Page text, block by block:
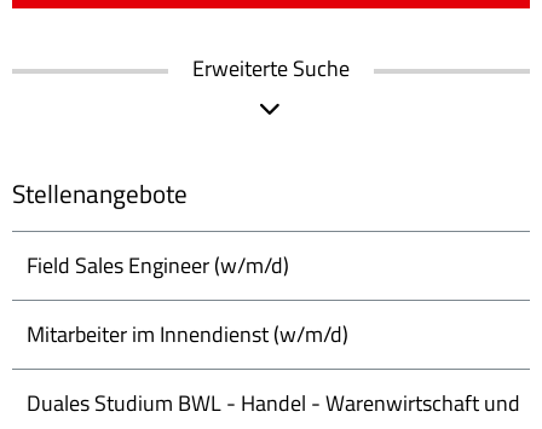
Erweiterte Suche
Stellenangebote
Field Sales Engineer (w/m/d)
Mitarbeiter im Innendienst (w/m/d)
Duales Studium BWL - Handel - Warenwirtschaft und